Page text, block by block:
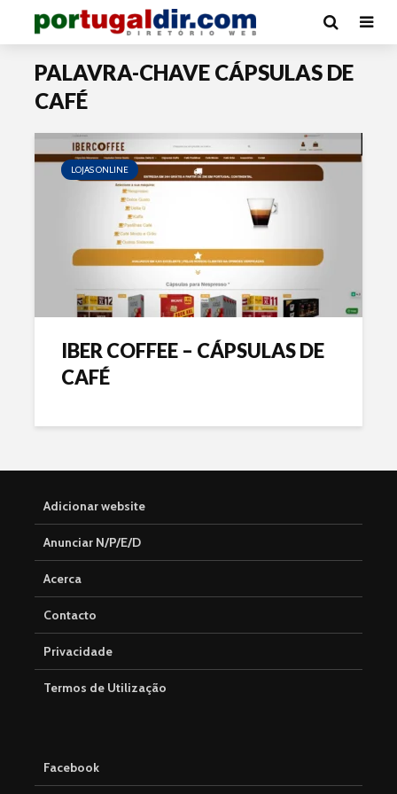
PALAVRA-CHAVE CÁPSULAS DE
CAFÉ
LOJAS ONLINE
IBER COFFEE – CÁPSULAS DE
CAFÉ
Adicionar website
Anunciar N/P/E/D
Acerca
Contacto
Privacidade
Termos de Utilização
Facebook